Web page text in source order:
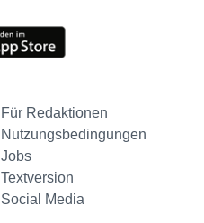
Für Redaktionen
Nutzungsbedingungen
Jobs
Textversion
Social Media